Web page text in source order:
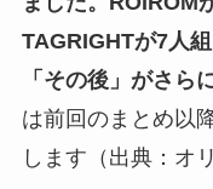
TAGRIGHTが7人
「その後」がさら
は前回のまとめ以
します（出典：オ